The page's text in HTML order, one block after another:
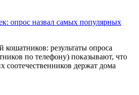
опрос назвал самых популярных
кошатников: результаты опроса
по телефону) показывают, что
соотечественников держат дома